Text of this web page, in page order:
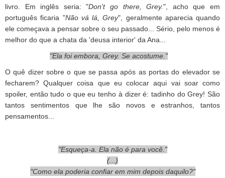
livro. Em inglês seria: "Don't go there, Grey.", acho que em
português ficaria "Não vá lá, Grey", geralmente aparecia quando
ele começava a pensar sobre o seu passado... Sério, pelo menos é
melhor do que a chata da 'deusa interior' da Ana...
"Ela foi embora, Grey. Se acostume."
O quê dizer sobre o que se passa após as portas do elevador se
fecharem? Qualquer coisa que eu colocar aqui vai soar como
spoiler, então tudo o que eu tenho à dizer é: tadinho do Grey! São
tantos sentimentos que lhe são novos e estranhos, tantos
pensamentos...
"Esqueça-a. Ela não é para você."
(...)
"Como ela poderia confiar em mim depois daquilo?"